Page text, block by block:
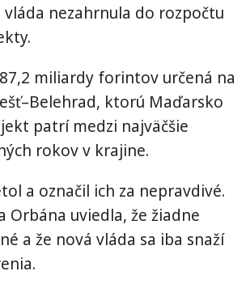
nezahrnula do rozpočtu
miliardy forintov určená na
ktorú Maďarsko
patrí medzi najväčšie
rokov v krajine.
a označil ich za nepravdivé.
uviedla, že žiadne
a že nová vláda sa iba snaží